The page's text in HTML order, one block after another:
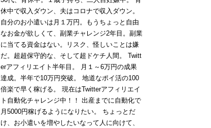
休中で収入ダウン、夫はコロナで収入ダウン。
自分のお小遣いは月１万円。もうちょっと自由
なお金が欲しくて、副業チャレンジ2年目。副業
に当てる資金はない。リスク、怪しいことは嫌
だ。超超保守的な、そして超ドケチ人間。 Twitt
erアフィリエイト半年目。 月１～6万円の成果
達成。半年で10万円突破。 地道なポイ活の100
倍楽で早く稼げる。 現在はTwitterアフィリエイ
ト自動化チャレンジ中！！ 出産までに自動化で
月5000円稼げるようになりたい。 ちょっとだ
け、お小遣いを増やしたいなって人に向けて、